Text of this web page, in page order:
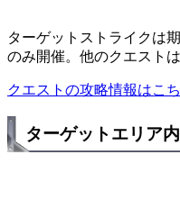
ターゲットストライクは
のみ開催。他のクエスト
クエストの攻略情報はこ
ターゲットエリア